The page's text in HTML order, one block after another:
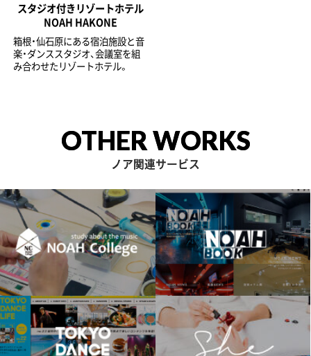
スタジオ付きリゾートホテル
NOAH HAKONE
箱根・仙石原にある宿泊施設と音
楽・ダンススタジオ、会議室を組
み合わせたリゾートホテル。
OTHER WORKS
ノア関連サービス